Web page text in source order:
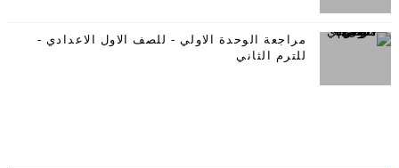
مراجعة الوحدة الاولي - للصف الاول الاعدادي -
للترم الثاني